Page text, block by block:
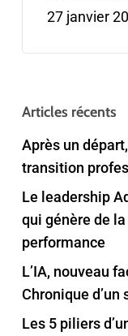
27 janvier
Articles récents
Après un
transition
Le leadership
qui génère de
performance
L’IA, nouveau
Chronique
Les 5 piliers